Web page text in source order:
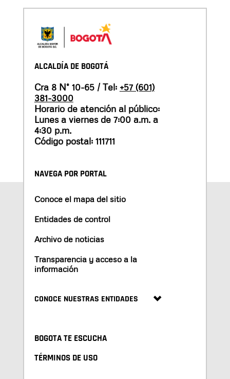
ALCALDÍA DE BOGOTÁ
Cra 8 N° 10-65 / Tel: +57 (601)
381-3000
Horario de atención al público:
Lunes a viernes de 7:00 a.m. a
4:30 p.m.
Código postal: 111711
NAVEGA POR PORTAL
Conoce el mapa del sitio
Entidades de control
Archivo de noticias
Transparencia y acceso a la
información
CONOCE NUESTRAS ENTIDADES
BOGOTA TE ESCUCHA
TÉRMINOS DE USO